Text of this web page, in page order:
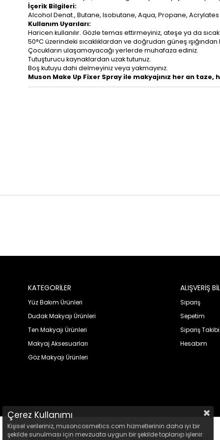
İçerik Bilgileri:
Alcohol Denat., Butane, Isobutane, Aqua, Propane,
Kullanım Uyarıları:
Haricen kullanılır. Gözle temas ettirmeyiniz, ateşe ya da
50°C üzerindeki sıcaklıklardan ve doğrudan güneş ışığından
Çocukların ulaşamayacağı yerlerde muhafaza ediniz.
Tutuşturucu kaynaklardan uzak tutunuz.
Boş kutuyu dahi delmeyiniz veya yakmayınız.
Muson Make Up Fixer Spray ile makyajınız her an taze,
KATEGORİLER
Yüz Bakım Ürünleri
Dudak Makyajı Ürünleri
Ten Makyajı Ürünleri
Makyaj Aksesuarları
Göz Makyajı Ürünleri
ALIŞVERİŞ
Sipariş
Sepetim
Sipariş Takibi
Hesabım
Çerez Kullanımı
Kişisel verileriniz, musoncosmetics.com hizmetlerinin daha iyi bir
şekilde sunulması için mevzuata uygun bir şekilde toplanıp işlenir.